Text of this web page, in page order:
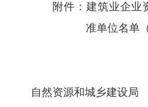
附件：建筑业企业
准单位名单
自然资源和城乡建设局